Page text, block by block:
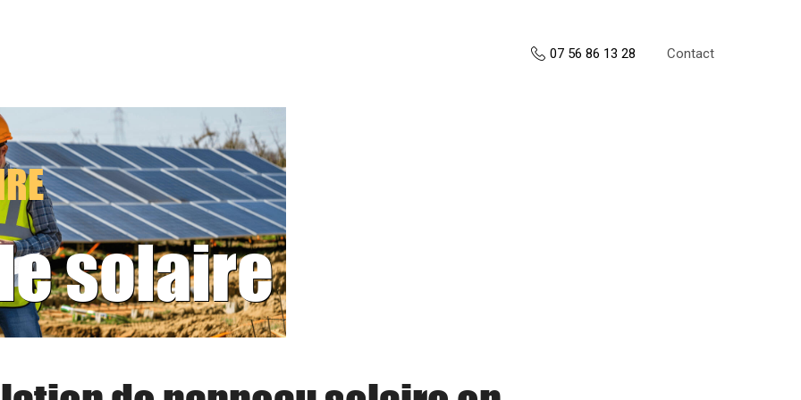
07 56 86 13 28 Contact
solaire